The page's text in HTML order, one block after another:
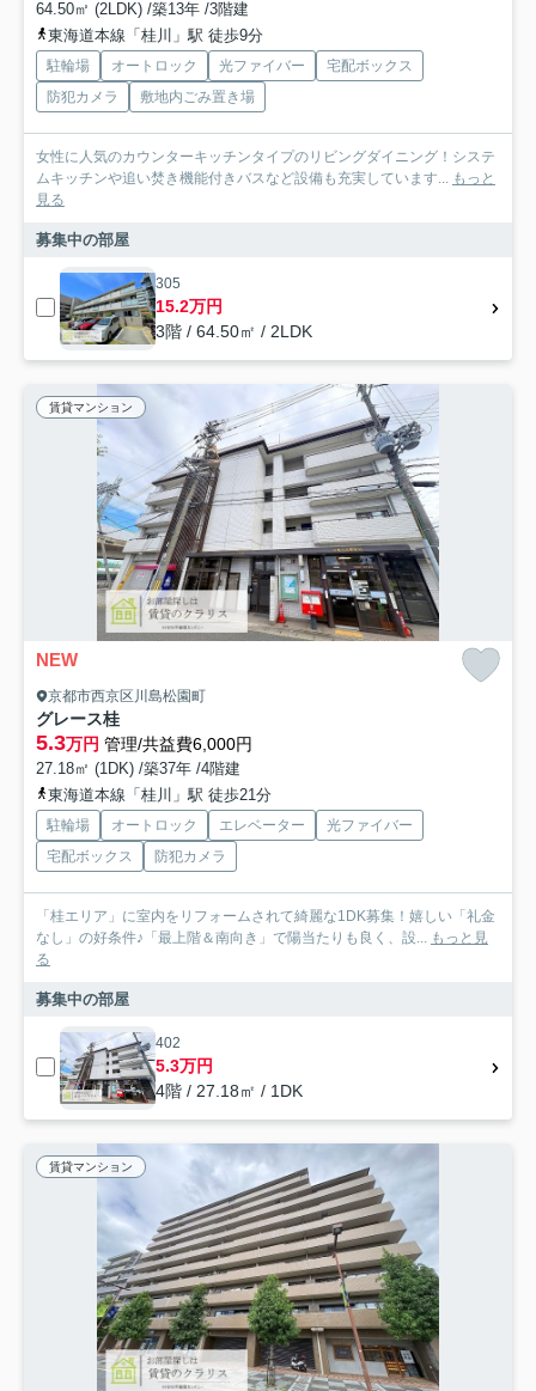
64.50㎡ (2LDK) /築13年 /3階建
東海道本線「桂川」駅 徒歩9分
駐輪場 オートロック 光ファイバー
宅配ボックス
防犯カメラ
敷地内ごみ置き場
女性に人気のカウンターキッチンタイプのリビングダイニング！システ
ムキッチンや追い焚き機能付きバスなど設備も充実しています...
もっと
見る
募集中の部屋
305
15.2万円
3階 / 64.50㎡ / 2LDK
賃貸マンション
NEW
京都市西京区川島松園町
グレース桂
5.3万円 管理/共益費6,000円
27.18㎡ (1DK) /築37年 /4階建
東海道本線「桂川」駅 徒歩21分
駐輪場 オートロック エレベーター
光ファイバー
宅配ボックス
防犯カメラ
「桂エリア」に室内をリフォームされて綺麗な1DK募集！嬉しい「礼金
なし」の好条件♪「最上階＆南向き」で陽当たりも良く、設...
もっと見
る
募集中の部屋
402
5.3万円
4階 / 27.18㎡ / 1DK
賃貸マンション